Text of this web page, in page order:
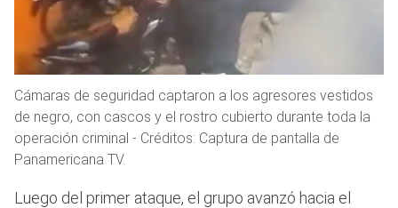
Cámaras de seguridad captaron a los agresores vestidos
de negro, con cascos y el rostro cubierto durante toda la
operación criminal - Créditos: Captura de pantalla de
Panamericana TV.
Luego del primer ataque, el grupo avanzó hacia el